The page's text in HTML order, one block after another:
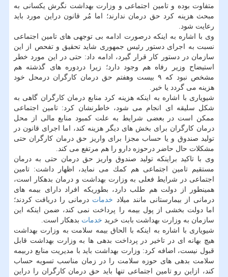
متفاوت بوده و تامین اجتماعی و وزارت بهداشت نگرش یكسانی به
مبحث هزینه كرد حق درمان ندارند؛ اما مُر قانون دراین مورد باید
رعایت شود.
وی با اشاره به اینكه درصورت ادامه بی توجهی های تامین اجتماعی
نسبت به اجرای دستور رئیس جمهوری شاید تحقیق و تفحص از این
سازمان در دستور كار قرار گیرد، ادامه داد: حتی در این مورد خطر
استیضاح وزیر رفاه هم وجود دارد؛ زیرا دردوره های گذشته هم
مشخص نبود كه ۹ بیست وهفتم حق درمان كارگران درمحل خود
هزینه می گردد یا خیر.
شیویاری با اشاره به اینكه هزینه كرد منابع درمان كارگران گاهی به
شكل سلیقه ای انجام می شود، خاطرنشان كرد: تامین اجتماعی
ممكن است در بعضی شرایط به علت كمبود منابع مالی از محل
درمان كارگران برای بخش های دیگر هزینه كند، اما اجرای قانون در
تولید صندوق و یا حساب مجزا برای واریز حق درمان كارگران حتی
مشكلات حال حاضر درحوزه دارو را هم مرتفع می كند.
وی با تاكید براینكه تولید صندوق واریز حق درمان حتی به درمان
مستقیم تامین اجتماعی هم كمك می نماید، اظهار داشت: تامین
اجتماعی در شرایط فعلی به وزارت بهداشت و درمان بدهكار است،
همینطور از دولت هم طلب دارد، بطوریكه افراد دارای بیمه های
درمانی از بیمارستانی مانند میلاد خدمات درمانی را دریافت كردند؛
اما دولت بخشی از پول بیمه را پرداخت نمی كند، ضمن اینكه این
سازمان به وزارت بهداشت بابت خرید خدمات بدهكار است.
شیویاری با اشاره به اینكه با الحاق بیمه سلامت به وزارت بهداشت
هیچ بهانه ای در تاخیر در پرداخت بدهی ها به وزارت بهداشت قابل
قبول نیست، اضافه كرد: وزارت بهداشت باید با مدیریت منابع دربیمه
سلامت بدهی های حوزه سلامت را در زمان مناسب تسویه حساب
كند، ازاین رو تامین اجتماعی تنها باید حق درمان كارگران را دراین